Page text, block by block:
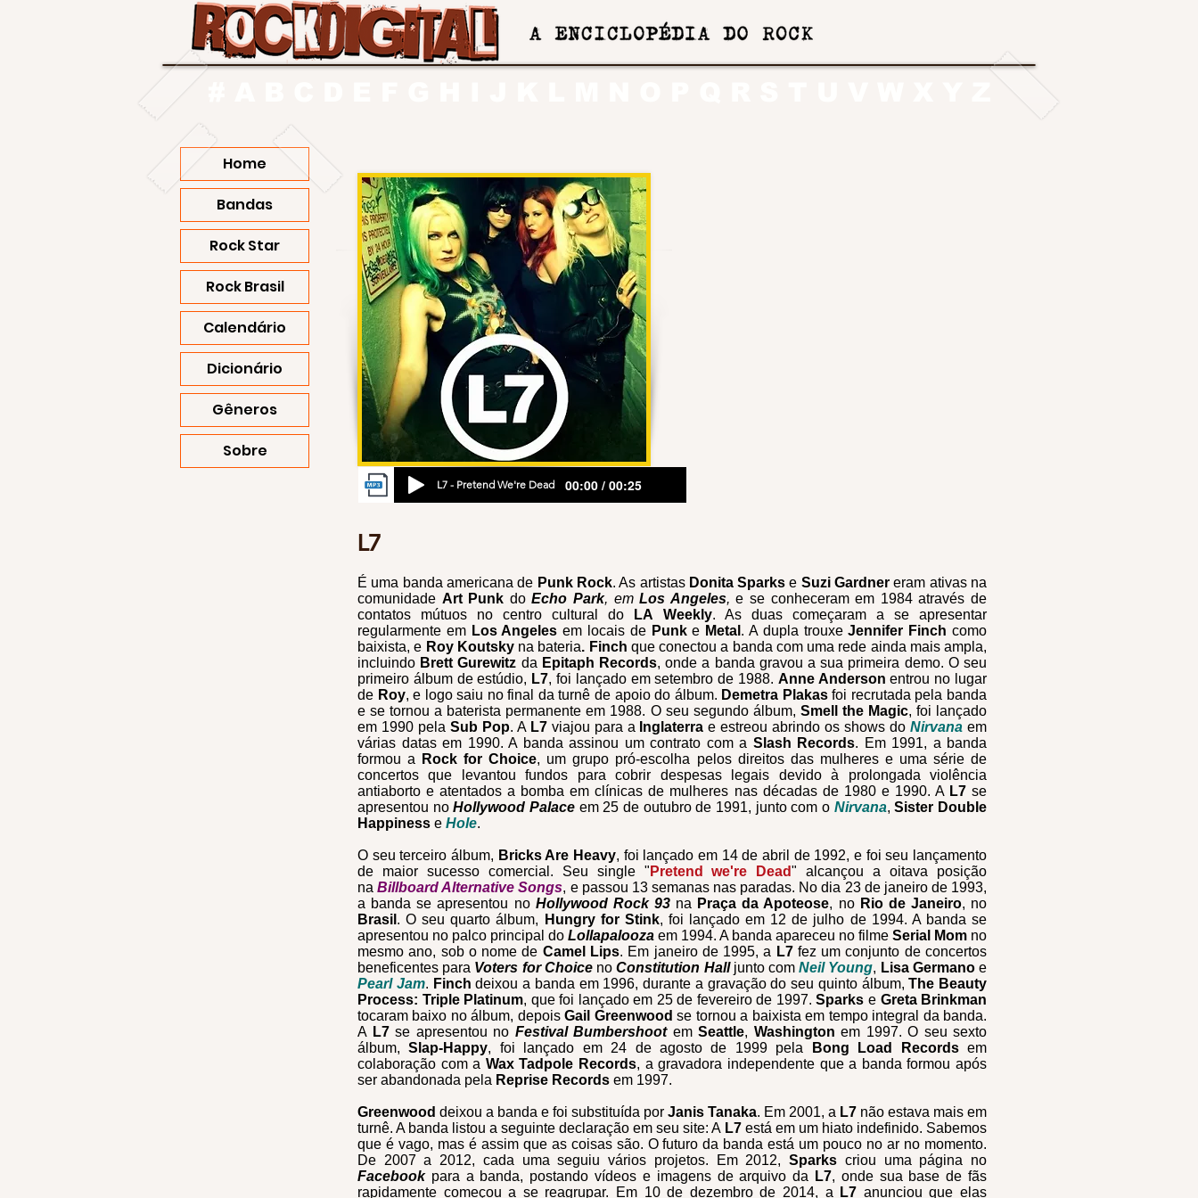
L7 - Pretend We're Dead 00:00 / 00:25
L7
É uma banda americana de Punk Rock. As artistas Donita Sparks e Suzi Gardner eram ativas na
comunidade Art Punk doEcho Park, emLos Angeles, e se conheceram em 1984 através de
contatos mútuos no centro cultural do
LA Weekly. As duas começaram a se apresentar
regularmente em Los Angeles em locais de Punke Metal . A dupla trouxeJennifer Finch como
baixista, e Roy Koutsky na bateria. Finch que conectou a banda com uma rede ainda mais ampla,
incluindo Brett Gurewitz da Epitaph Records, onde a banda gravou a sua primeira demo. O seu
primeiro álbum de estúdio, L7, foi lançado em setembro de 1988. Anne Andersonentrou no lugar
de Roy, e logo saiu no final da turnê de apoio do álbum. Demetra Plakasfoi recrutada pela banda
e se tornou a baterista permanente em 1988. O seu segundo álbum, Smell the Magic, foi lançado
em 1990 pela Sub Pop. A L7viajou para a Inglaterrae estreou abrindo os shows doNirvana em
várias datas em 1990. A banda assinou um contrato com a Slash Records. Em 1991, a banda
formou a
Rock for Choice, um grupo pró-escolha pelos direitos das mulheres e uma série de
concertos que levantou fundos para cobrir despesas legais devido à prolongada violência
antiaborto e atentados a bomba em clínicas de mulheres nas décadas de 1980 e 1990. A L7se
apresentou noHollywood Palace em 25 de outubro de 1991, junto com o Nirvana,Sister Double
Happiness e Hole.
O seu terceiro álbum, Bricks Are Heavy, foi lançado em 14 de abril de 1992, e foi seu lançamento
de maior sucesso comercial. Seu single " Pretend we're Dead" alcançou a oitava posição
naBillboard Alternative Songs, e passou 13 semanas nas paradas. No dia 23 de janeiro de 1993,
a banda se apresentou no Hollywood Rock 93na Praça da Apoteose, no Rio de Janeiro, no
Brasil . O seu quarto álbum, Hungry for Stink, foi lançado em 12 de julho de 1994. A banda se
apresentou no palco principal do Lollapalooza em 1994. A banda apareceu no filme Serial Mom no
mesmo ano, sob o nome de Camel Lips. Em janeiro de 1995, a L7fez um conjunto de concertos
beneficentes para Voters for ChoicenoConstitution Hall junto comNeil Young, Lisa Germanoe
Pearl Jam. Finch deixou a banda em 1996, durante a gravação do seu quinto álbum,The Beauty
Process: Triple Platinum, que foi lançado em 25 de fevereiro de 1997.Sparks e Greta Brinkman
tocaram baixo no álbum, depoisGail Greenwoodse tornou a baixista em tempo integral da banda.
A L7se apresentou no Festival Bumbershootem Seattle, Washington em 1997. O seu sexto
álbum,Slap-Happy, foi lançado em 24 de agosto de 1999 pela Bong Load Recordsem
colaboração com a Wax Tadpole Records, a gravadora independente que a banda formou após
ser abandonada pela Reprise Records em 1997.
Greenwood deixou a banda e foi substituída por Janis Tanaka. Em 2001, a L7 não estava mais em
turnê. A banda listou a seguinte declaração em seu site: A L7 está em um hiato indefinido. Sabemos
que é vago, mas é assim que as coisas são. O futuro da banda está um pouco no ar no momento.
De 2007 a 2012, cada uma seguiu vários projetos. Em 2012,Sparks criou uma página no
Facebookpara a banda, postando vídeos e imagens de arquivo da L7, onde sua base de fãs
rapidamente começou a se reagrupar. Em 10 de dezembro de 2014, a
L7 anunciou que elas
Home
Bandas
Rock Star
Rock Brasil
Calendário
Dicionário
Gêneros
Sobre